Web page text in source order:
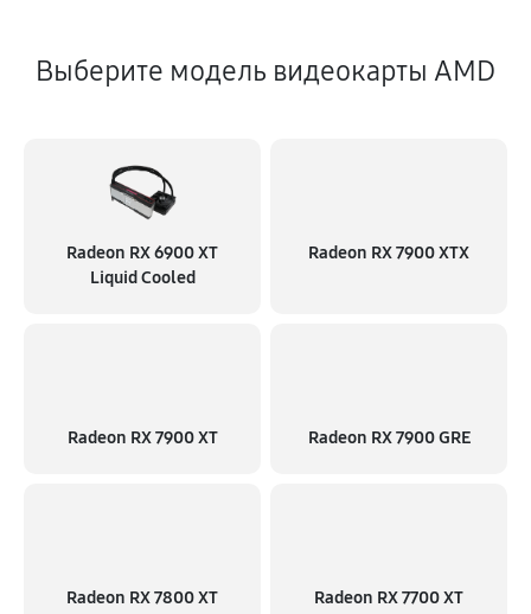
Выберите модель видеокарты AMD
Radeon RX 6900 XT
Liquid Cooled
Radeon RX 7900 XTX
Radeon RX 7900 XT Radeon RX 7900 GRE
Radeon RX 7800 XT Radeon RX 7700 XT